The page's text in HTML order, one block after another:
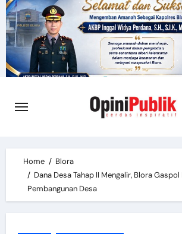
Skip
to
content
Home
Blora
Dana Desa Tahap II Mengalir, Blora
Pembangunan Desa